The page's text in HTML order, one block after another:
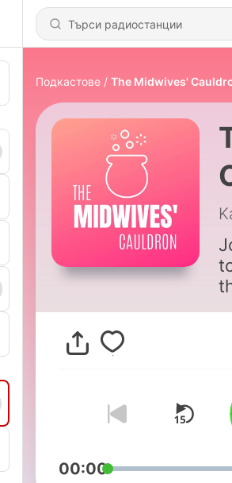
Подкастове The Midwives'
00:00